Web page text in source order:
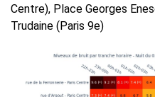
Centre), Place Georges
Trudaine (Paris 9e)